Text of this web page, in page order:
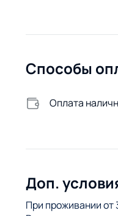
Способы
Оплата
Доп.
При проживании от